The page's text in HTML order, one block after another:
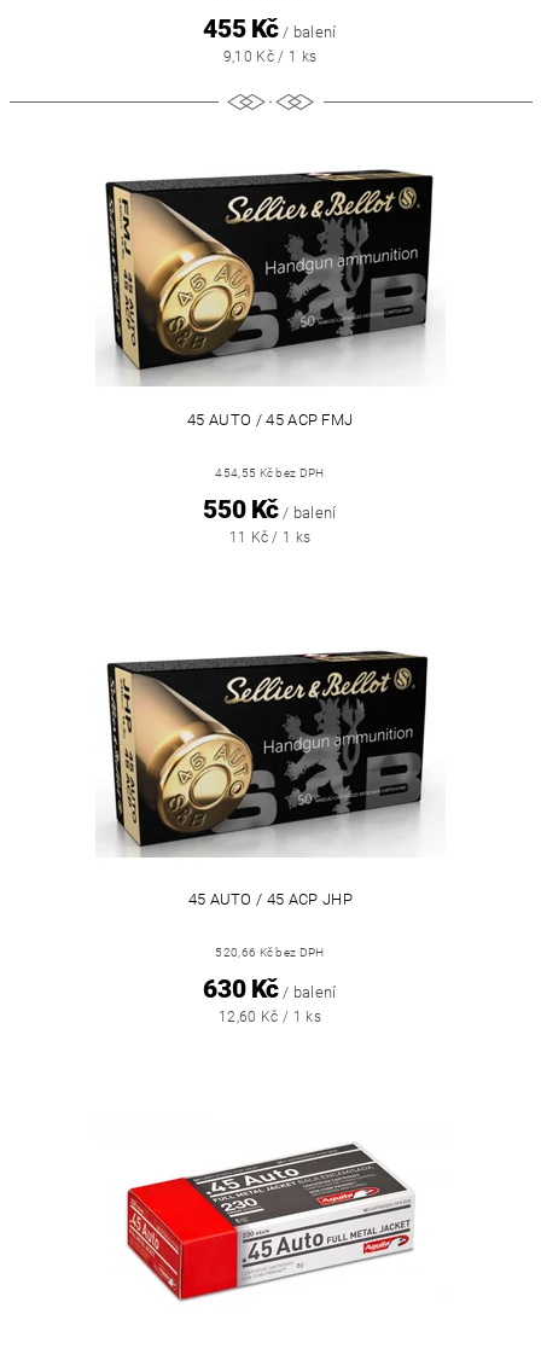
455 Kč / balení
9,10 Kč / 1 ks
45 AUTO / 45 ACP FMJ
454,55 Kč bez DPH
550 Kč / balení
11 Kč / 1 ks
45 AUTO / 45 ACP JHP
520,66 Kč bez DPH
630 Kč / balení
12,60 Kč / 1 ks